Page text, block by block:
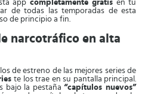
app completamente gratis en tu
de todas las temporadas de esta
de principio a fin.
narcotráfico en alta
de estreno de las mejores series de
te los trae en su pantalla principal.
bajo la pestaña“capítulos nuevos”